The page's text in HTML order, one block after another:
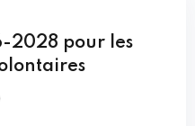
2028 pour les